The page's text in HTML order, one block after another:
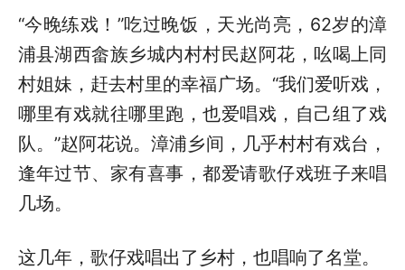
“今晚练戏！”吃过晚饭，天光尚亮，62岁的漳
浦县湖西畲族乡城内村村民赵阿花，吆喝上同
村姐妹，赶去村里的幸福广场。“我们爱听戏，
哪里有戏就往哪里跑，也爱唱戏，自己组了戏
队。”赵阿花说。漳浦乡间，几乎村村有戏台，
逢年过节、家有喜事，都爱请歌仔戏班子来唱
几场。
这几年，歌仔戏唱出了乡村，也唱响了名堂。